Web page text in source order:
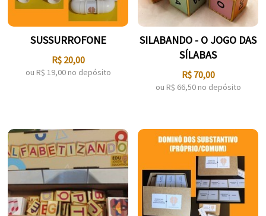
SUSSURROFONE
R$ 20,00
ou R$ 19,00 no depósito
SILABANDO - O JOGO DAS
SÍLABAS
R$ 70,00
ou R$ 66,50 no depósito